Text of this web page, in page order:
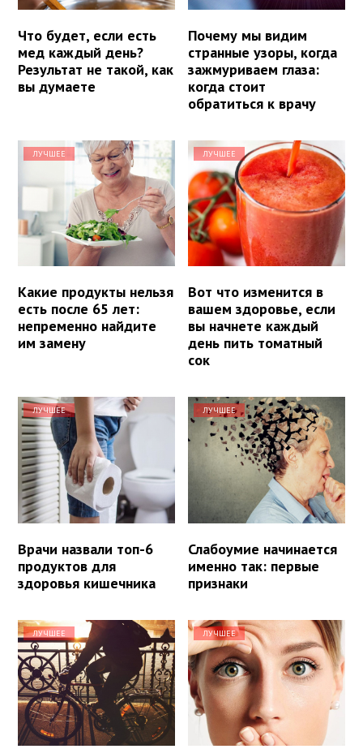
Что будет, если есть
мед каждый день?
Результат не такой, как
вы думаете
Почему мы видим
странные узоры, когда
зажмуриваем глаза:
когда стоит
обратиться к врачу
ЛУЧШЕЕ
Какие продукты нельзя
есть после 65 лет:
непременно найдите
им замену
ЛУЧШЕЕ
Вот что изменится в
вашем здоровье, если
вы начнете каждый
день пить томатный
сок
ЛУЧШЕЕ
Врачи назвали топ-6
продуктов для
здоровья кишечника
ЛУЧШЕЕ
Слабоумие начинается
именно так: первые
признаки
ЛУЧШЕЕ ЛУЧШЕЕ